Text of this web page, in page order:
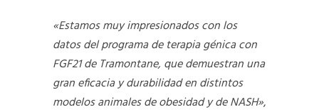
«Estamos muy impresionados con los
datos del programa de terapia génica con
FGF21 de Tramontane, que demuestran una
gran eficacia y durabilidad en distintos
modelos animales de obesidad y de NASH»,